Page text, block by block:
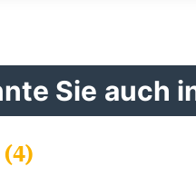
Sie auch